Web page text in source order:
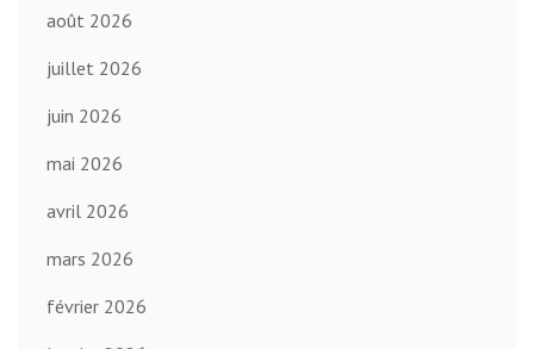
août 2026
juillet 2026
juin 2026
mai 2026
avril 2026
mars 2026
février 2026